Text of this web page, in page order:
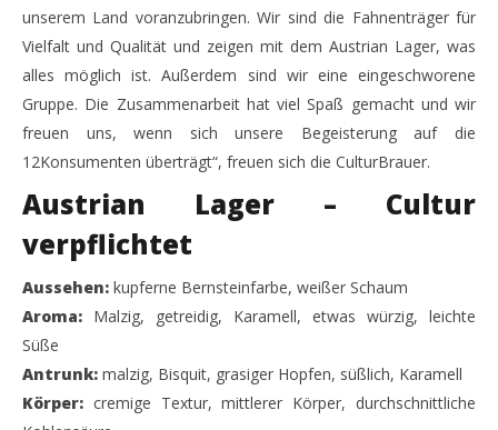
unserem Land voranzubringen. Wir sind die Fahnenträger für
Vielfalt und Qualität und zeigen mit dem Austrian Lager, was
alles möglich ist. Außerdem sind wir eine eingeschworene
Gruppe. Die Zusammenarbeit hat viel Spaß gemacht und wir
freuen uns, wenn sich unsere Begeisterung auf die
12Konsumenten überträgt“, freuen sich die CulturBrauer.
Austrian Lager – Cultur
verpflichtet
Aussehen: kupferne Bernsteinfarbe, weißer Schaum
Aroma: Malzig, getreidig, Karamell, etwas würzig, leichte
Süße
Antrunk: malzig, Bisquit, grasiger Hopfen, süßlich, Karamell
Körper: cremige Textur, mittlerer Körper, durchschnittliche